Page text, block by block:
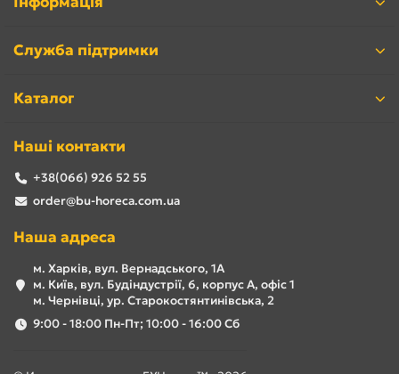
Служба підтримки
Каталог
Наші контакти
+38(066) 926 52 55
order@bu-horeca.com.ua
Наша адреса
м. Харків, вул. Вернадського, 1А
м. Київ, вул. Будіндустрії, 6, корпус А, офіс 1
м. Чернівці, ур. Старокостянтинівська, 2
9:00 - 18:00 Пн-Пт; 10:00 - 16:00 Сб